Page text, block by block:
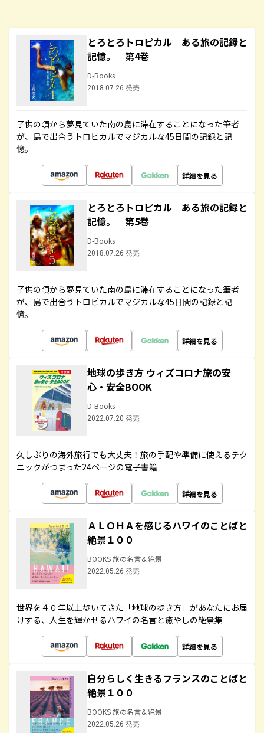
とろとろトロピカル ある旅の記録と
記憶。 第4巻
D-Books
2018.07.26 発売
子供の頃から夢見ていた南の島に滞在することになった筆者
が、島で出合うトロピカルでマジカルな45日間の記録と記
憶。
詳細を見る
とろとろトロピカル ある旅の記録と
記憶。 第5巻
D-Books
2018.07.26 発売
子供の頃から夢見ていた南の島に滞在することになった筆者
が、島で出合うトロピカルでマジカルな45日間の記録と記
憶。
詳細を見る
地球の歩き方 ウィズコロナ旅の安
心・安全BOOK
D-Books
2022.07.20 発売
久しぶりの海外旅行でも大丈夫！旅の手配や準備に使えるテク
ニックがつまった24ページの電子書籍
詳細を見る
ＡＬＯＨＡを感じるハワイのことばと
絶景１００
BOOKS 旅の名言＆絶景
2022.05.26 発売
世界を４０年以上歩いてきた「地球の歩き方」があなたにお届
けする、人生を輝かせるハワイの名言と癒やしの絶景集
詳細を見る
自分らしく生きるフランスのことばと
絶景１００
BOOKS 旅の名言＆絶景
2022.05.26 発売